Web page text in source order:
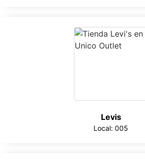
Levis
Local: 005